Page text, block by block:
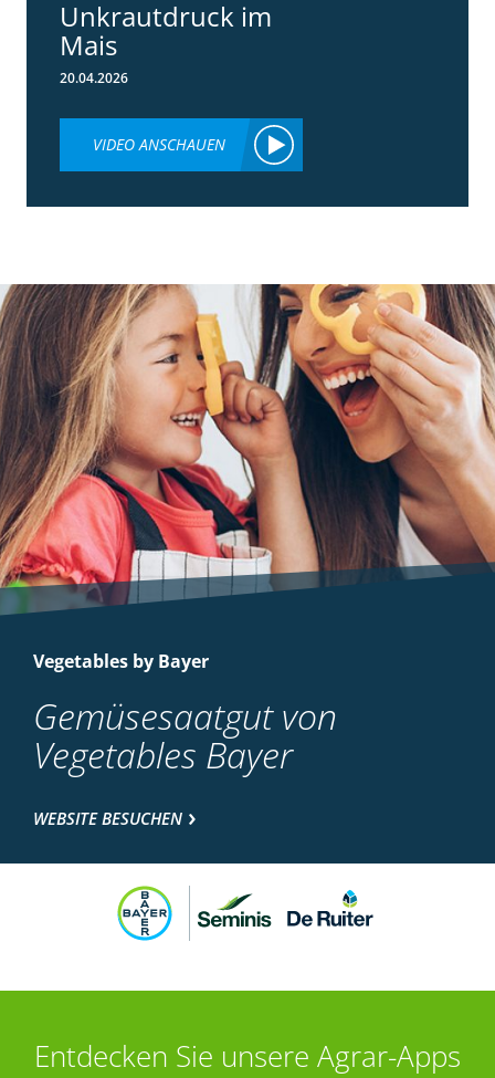
Unkrautdruck im
Mais
20.04.2026
VIDEO ANSCHAUEN
Vegetables by Bayer
Gemüsesaatgut von
Vegetables Bayer
WEBSITE BESUCHEN
Entdecken Sie unsere Agrar-Apps